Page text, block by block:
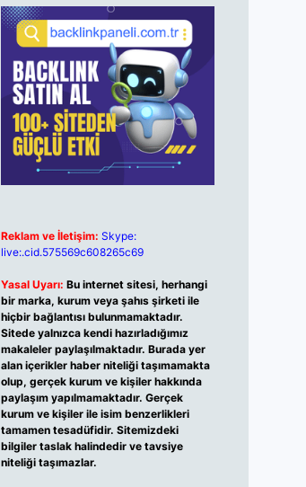
Reklam ve İletişim: Skype:
live:.cid.575569c608265c69
Yasal Uyarı: Bu internet sitesi, herhangi
bir marka, kurum veya şahıs şirketi ile
hiçbir bağlantısı bulunmamaktadır.
Sitede yalnızca kendi hazırladığımız
makaleler paylaşılmaktadır. Burada yer
alan içerikler haber niteliği taşımamakta
olup, gerçek kurum ve kişiler hakkında
paylaşım yapılmamaktadır. Gerçek
kurum ve kişiler ile isim benzerlikleri
tamamen tesadüfidir. Sitemizdeki
bilgiler taslak halindedir ve tavsiye
niteliği taşımazlar.